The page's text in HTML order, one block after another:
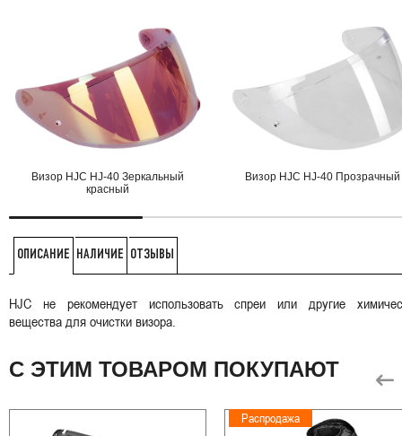
Визор HJC HJ-40 Зеркальный
красный
Визор HJC HJ-40 Прозрачный
ОПИСАНИЕ НАЛИЧИЕ ОТЗЫВЫ
HJC не рекомендует использовать спреи или другие
вещества для очистки визора.
С ЭТИМ ТОВАРОМ ПОКУПАЮТ
Распродажа